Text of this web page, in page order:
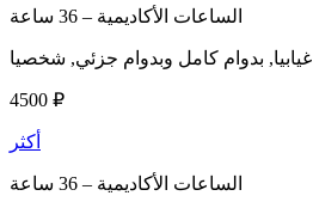
الساعات الأكاديمية –
غيابيا, بدوام كامل وبدوام جزئي, شخصيا
4500 ₽
أكثر
الساعات الأكاديمية –